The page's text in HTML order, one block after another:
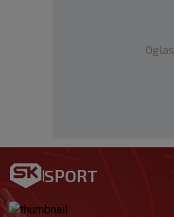
Oglas
SPORT